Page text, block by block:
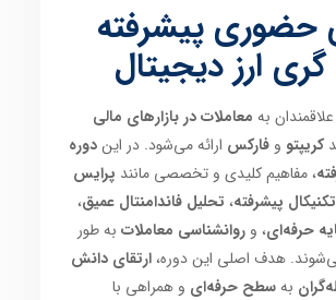
حضوری پیشرفته
گری ارز دیجیتال
به معاملات در بازارهای مالی
کریپتو وفارکس ارائه می‌شود. در ایندوره
، مفاهیم کلیدی و تخصصی مانند پرایس
پیشرفته، تحلیل فاندامنتال عمیق،
حرفه‌ای، وروانشناسی معاملات به طور
هدف اصلی این دوره،ارتقای دانش
بهسطح حرفه‌ای و همراهی با